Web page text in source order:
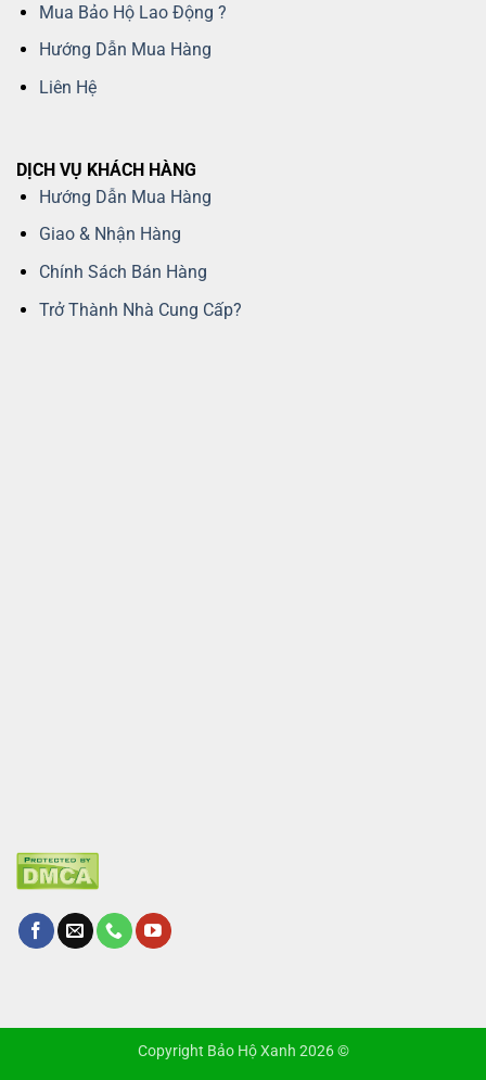
Mua Bảo Hộ Lao Động ?
Hướng Dẫn Mua Hàng
Liên Hệ
DỊCH VỤ KHÁCH HÀNG
Hướng Dẫn Mua Hàng
Giao & Nhận Hàng
Chính Sách Bán Hàng
Trở Thành Nhà Cung Cấp?
Copyright Bảo Hộ Xanh 2026 ©